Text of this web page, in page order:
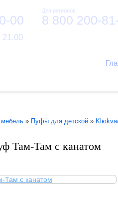
00
Для регионов
8 800 200-
21.00
мебель» Пуфы для детской»
Там-Там с канатом